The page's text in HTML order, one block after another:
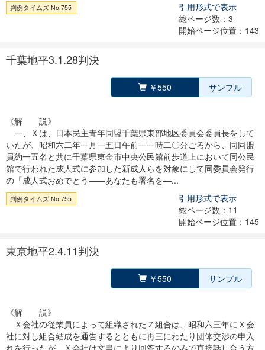
判例タイムズ No.755
引用形式で表示
総ページ数：3
開始ページ位置：143
千葉地平3.1.28判決
￥550 サンプル
《解 説》
一、Ｘは、日本民主青年同盟千葉県東部地区委員会委員長をして
いたが、昭和六二年一月一五日午前一一時二〇分ごろから、同同盟
員約一五名と共に千葉県東金市中央公民館前歩道上において同公民
館で行われた成人式に参加した新成人らを対象にして同委員会発行
の「成人式おめでとう――あなたも署名を―...
判例タイムズ No.755
引用形式で表示
総ページ数：11
開始ページ位置：145
東京地平2.4.11判決
￥550 サンプル
《解 説》
Ｘ会社の従業員によって組織されたＺ組合は、昭和六三年にＸ会
社に対し組合結成を通告するとともに再三にわたり団体交渉の申入